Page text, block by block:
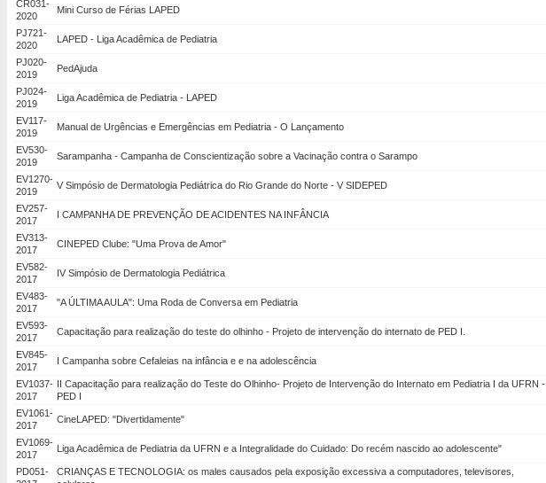
CR031-
2020
Mini Curso de Férias LAPED
PJ721-
2020
LAPED - Liga Acadêmica de Pediatria
PJ020-
2019
PedAjuda
PJ024-
2019
Liga Acadêmica de Pediatria - LAPED
EV117-
2019
Manual de Urgências e Emergências em Pediatria - O Lançamento
EV530-
2019
Sarampanha - Campanha de Conscientização sobre a Vacinação contra o Sarampo
EV1270-
2019
V Simpósio de Dermatologia Pediátrica do Rio Grande do Norte - V SIDEPED
EV257-
2017
I CAMPANHA DE PREVENÇÃO DE ACIDENTES NA INFÂNCIA
EV313-
2017
CINEPED Clube: "Uma Prova de Amor"
EV582-
2017
IV Simpósio de Dermatologia Pediátrica
EV483-
2017
"A ÚLTIMA AULA": Uma Roda de Conversa em Pediatria
EV593-
2017
Capacitação para realização do teste do olhinho - Projeto de intervenção do internato de PED I.
EV845-
2017
I Campanha sobre Cefaleias na infância e e na adolescência
EV1037-
2017
II Capacitação para realização do Teste do Olhinho- Projeto de Intervenção do Internato em Pediatria I da UFRN -
PED I
EV1061-
2017
CineLAPED: "Divertidamente"
EV1069-
2017
Liga Acadêmica de Pediatria da UFRN e a Integralidade do Cuidado: Do recém nascido ao adolescente"
PD051-
CRIANÇAS E TECNOLOGIA: os males causados pela exposição excessiva a computadores, televisores,